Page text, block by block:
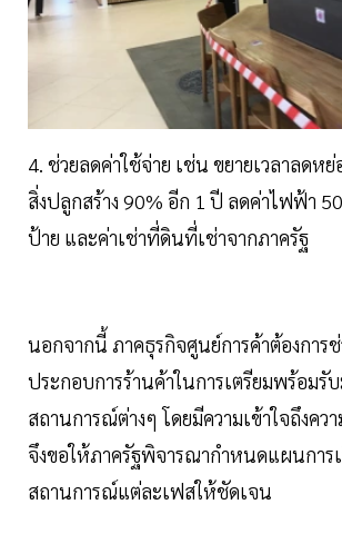
4. ช่วยลดค่าใช้จ่าย เช่น ขยายเวลาลด
สิ่งปลูกสร้าง 90% อีก 1 ปี ลดค่าไฟฟ้า
ป้าย และค่าเช่าที่ดินที่เช่าจากภาครัฐ
นอกจากนี้ ภาคธุรกิจศูนย์การค้าต้องการ
ประกอบการร้านค้าในการเตรียมพร้อมรั
สถานการณ์ต่างๆ โดยมีความเข้าใจถึงคว
จึงขอให้ภาครัฐพิจารณากำหนดแผนการ
สถานการณ์แต่ละเฟสให้ชัดเจน